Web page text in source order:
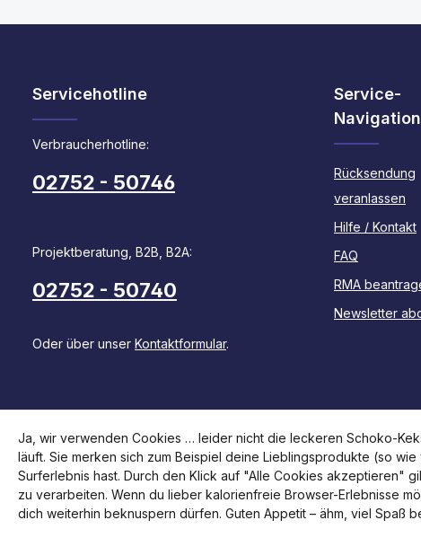
Servicehotline
Verbraucherhotline:
02752 - 50746
Projektberatung, B2B, B2A:
02752 - 50740
Oder über unser Kontaktformular.
Service-
Navigation
Rücksendung
veranlassen
Hilfe / Kontakt
FAQ
RMA
Newsletter
Ja, wir verwenden Cookies … leider nicht die leckeren Schoko-
läuft. Sie merken sich zum Beispiel deine Lieblingsprodukte (so
Surferlebnis hast. Durch den Klick auf "Alle Cookies akzeptieren"
zu verarbeiten. Wenn du lieber kalorienfreie Browser-Erlebnisse
dich weiterhin beknuspern dürfen. Guten Appetit – ähm, viel Spaß